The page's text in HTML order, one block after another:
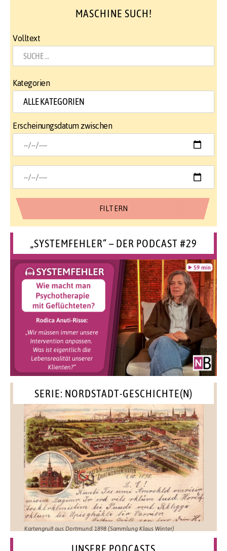
MASCHINE SUCH!
Volltext
Kategorien
Erscheinungsdatum zwischen
„SYSTEMFEHLER“ – DER PODCAST #29
SERIE: NORDSTADT-GESCHICHTE(N)
Kartengruß aus Dortmund 1898 (Sammlung Klaus Winter)
UNSERE PODCASTS